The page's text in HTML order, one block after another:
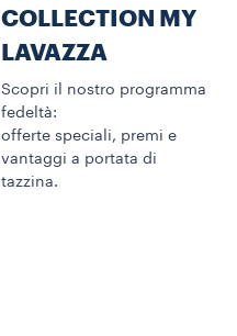
COLLECTION MY
LAVAZZA
Scopri il nostro programma
fedeltà:
offerte speciali, premi e
vantaggi a portata di
tazzina.